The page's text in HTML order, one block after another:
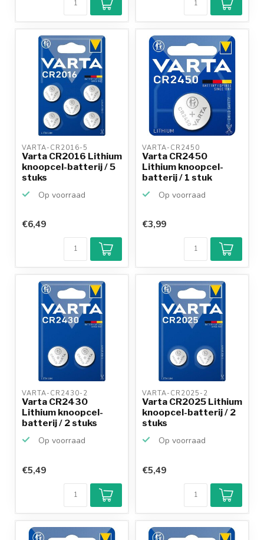
VARTA-CR2016-5
Varta CR2016 Lithium
knoopcel-batterij / 5
stuks
Op voorraad
€6,49
VARTA-CR2450
Varta CR2450
Lithium knoopcel-
batterij / 1 stuk
Op voorraad
€3,99
VARTA-CR2430-2
Varta CR2430
Lithium knoopcel-
batterij / 2 stuks
Op voorraad
€5,49
VARTA-CR2025-2
Varta CR2025 Lithium
knoopcel-batterij / 2
stuks
Op voorraad
9,2/10
Achteraf
betalen mogelijk
productkennis
€5,49